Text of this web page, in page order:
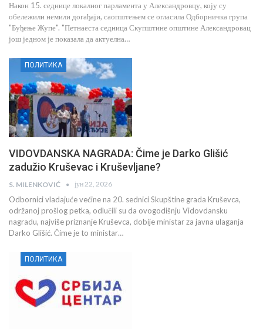
Након 15. седнице локалног парламента у Александровцу, коју су
обележили немили догађаји, саопштењем се огласила Одборничка група
"Буђење Жупе". "Петнаеста седница Скупштине општине Александровац
још једном је показала да актуелна…
ПОЛИТИКА
VIDOVDANSKA NAGRADA: Čime je Darko Glišić
zadužio Kruševac i Kruševljane?
S. MILENKOVIĆ јун 22, 2026
Odbornici vladajuće većine na 20. sednici Skupštine grada Kruševca,
održanoj prošlog petka, odlučili su da ovogodišnju Vidovdansku
nagradu, najviše priznanje Kruševca, dobije ministar za javna ulaganja
Darko Glišić. Čime je to ministar…
ПОЛИТИКА